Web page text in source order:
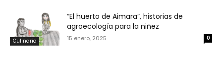
Culinario
“El huerto de Aimara”, historias de
agroecología para la niñez
15 enero, 2025 0